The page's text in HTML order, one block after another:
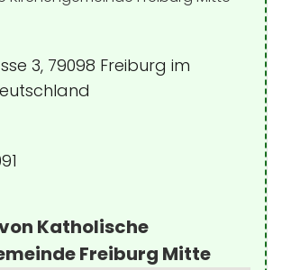
3, 79098 Freiburg im
Katholische
Freiburg Mitte